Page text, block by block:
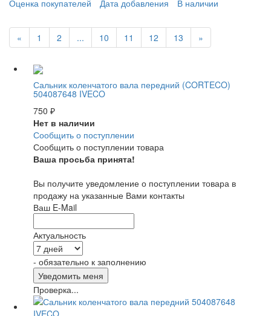
Оценка покупателей
Дата добавления В наличии
« 1 2 ... 10 11 12 13 »
Сальник коленчатого вала передний (CORTECO)
504087648 IVECO
750 ₽
Нет в наличии
Сообщить о поступлении
Сообщить о поступлении товара
Ваша просьба принята!
Вы получите уведомление о поступлении товара в
продажу на указанные Вами контакты
Ваш E-Mail
Актуальность
- обязательно к заполнению
Проверка...